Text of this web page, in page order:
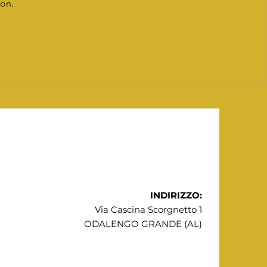
INDIRIZZO:
Via Cascina Scorgnetto 1
ODALENGO GRANDE (AL)